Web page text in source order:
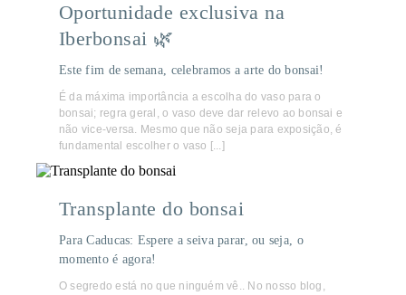
Oportunidade exclusiva na
Iberbonsai 🌿
Este fim de semana, celebramos a arte do bonsai!
É da máxima importância a escolha do vaso para o
bonsai; regra geral, o vaso deve dar relevo ao bonsai e
não vice-versa. Mesmo que não seja para exposição, é
fundamental escolher o vaso [...]
Transplante do bonsai
Para Caducas: Espere a seiva parar, ou seja, o
momento é agora!
O segredo está no que ninguém vê.. No nosso blog,